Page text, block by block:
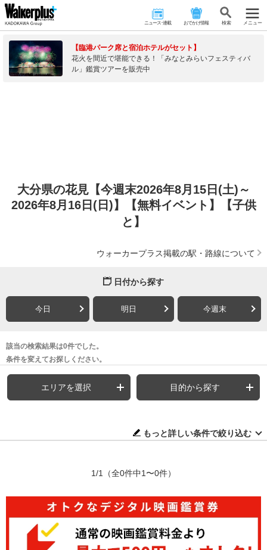
ニュース･連載 おでかけ情報 検 索 メニュー
【臨港パーク席と宿泊ホテルがセット】
花火を間近で堪能できる！「みなとみらいフェスティバ
ル」鑑賞ツアーを販売中
大分県の花見【今週末2026年8月15日(土)～
2026年8月16日(日)】【無料イベント】【子供
と】
ウォーカープラス掲載の駅・路線について
日付から探す
今日 明日 今週末
該当の検索結果は0件でした。
条件を変えてお探しください。
エリアを選択 目的から探す
もっと詳しい条件で絞り込む
1/1 （全0件中1〜0件）